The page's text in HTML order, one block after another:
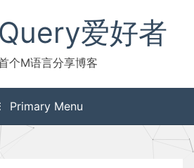
爱好者
个M语言分享博客
Primary Menu